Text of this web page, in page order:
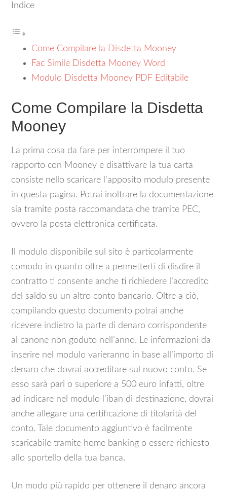
Indice
Come Compilare la Disdetta Mooney
Fac Simile Disdetta Mooney Word
Modulo Disdetta Mooney PDF Editabile
Come Compilare la Disdetta
Mooney
La prima cosa da fare per interrompere il tuo
rapporto con Mooney e disattivare la tua carta
consiste nello scaricare l’apposito modulo presente
in questa pagina. Potrai inoltrare la documentazione
sia tramite posta raccomandata che tramite PEC,
ovvero la posta elettronica certificata.
Il modulo disponibile sul sito è particolarmente
comodo in quanto oltre a permetterti di disdire il
contratto ti consente anche ti richiedere l’accredito
del saldo su un altro conto bancario. Oltre a ciò,
compilando questo documento potrai anche
ricevere indietro la parte di denaro corrispondente
al canone non goduto nell’anno. Le informazioni da
inserire nel modulo varieranno in base all’importo di
denaro che dovrai accreditare sul nuovo conto. Se
esso sarà pari o superiore a 500 euro infatti, oltre
ad indicare nel modulo l’iban di destinazione, dovrai
anche allegare una certificazione di titolarità del
conto. Tale documento aggiuntivo è facilmente
scaricabile tramite home banking o essere richiesto
allo sportello della tua banca.
Un modo più rapido per ottenere il denaro ancora